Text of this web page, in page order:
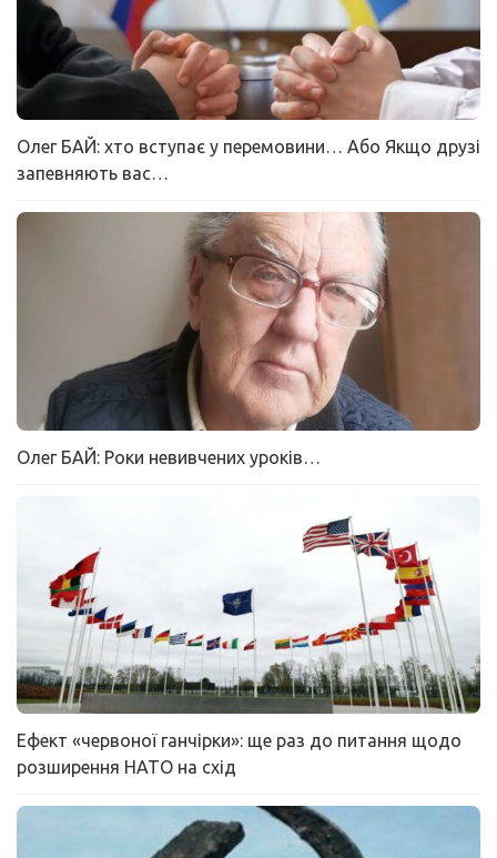
Олег БАЙ: хто вступає у перемовини… Або Якщо друзі
запевняють вас…
Олег БАЙ: Роки невивчених уроків…
Ефект «червоної ганчірки»: ще раз до питання щодо
розширення НАТО на схід